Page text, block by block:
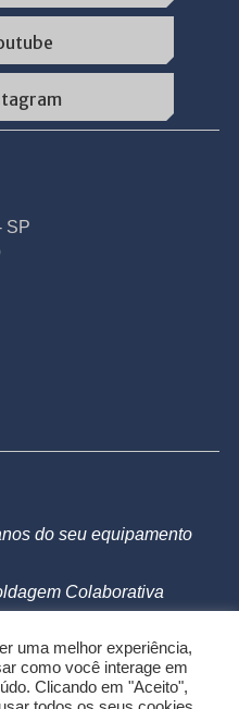
SP
do seu equipamento
Colaborativa
uma melhor experiência,
como você interage em
Clicando em "Aceito",